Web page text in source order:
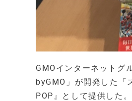
GMOインターネットグ
byGMO」が開発した「
POP』として提供した。